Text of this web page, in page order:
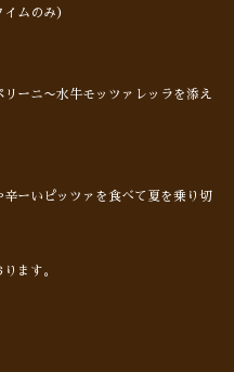
ムのみ）
ーニ〜水牛モッツァレッラを添え
ーいピッツァを食べて夏を乗り切
ます。